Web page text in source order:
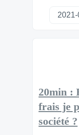
20min :
frais je
société ?